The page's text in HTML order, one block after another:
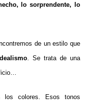
lo sorprendente, lo
de un estilo que
. Se trata de una
los colores. Esos tonos